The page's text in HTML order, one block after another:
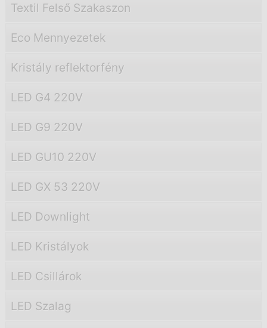
Textil Felső Szakaszon
Eco Mennyezetek
Kristály reflektorfény
LED G4 220V
LED G9 220V
LED GU10 220V
LED GX 53 220V
LED Downlight
LED Kristályok
LED Csillárok
LED Szalag